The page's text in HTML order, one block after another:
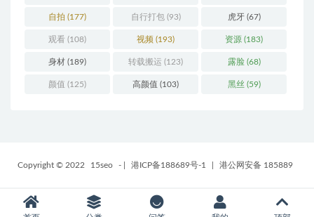
自拍 (177) 自行打包(93) 虎牙(67)
观看 (108) 视频 (193) 资源 (183)
身材 (189) 转载搬运 (123) 露脸(68)
颜值 (125) 高颜值 (103) 黑丝 (59)
Copyright © 2022 15seo - 港ICP备188689号-1 港公网安备 185889